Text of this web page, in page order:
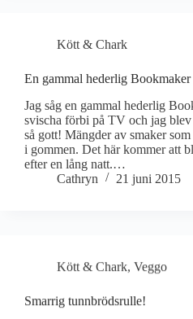
Kött & Chark
En gammal hederlig Bookmaker
Jag såg en gammal hederlig
svischa förbi på TV och jag
så gott! Mängder av smaker
i gommen. Det här kommer att
efter en lång natt.…
Cathryn
21 juni 2015
Kött & Chark, Veggo
Smarrig tunnbrödsrulle!